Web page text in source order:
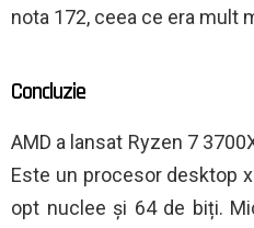
nota 172, ceea ce era mult
Concluzie
AMD a lansat Ryzen 7
Este un procesor desktop
opt nuclee și 64 de biți.